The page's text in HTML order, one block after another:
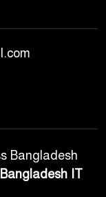
Bangladesh
IT